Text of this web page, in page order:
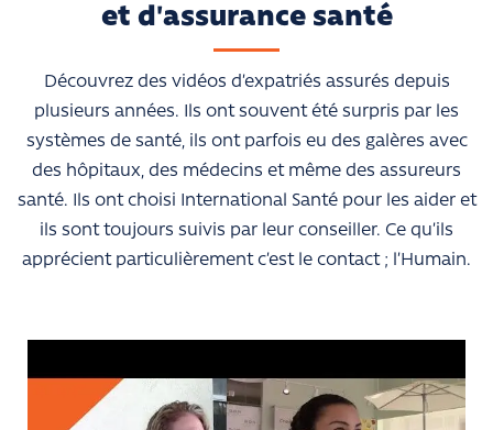
et d'assurance santé
Découvrez des vidéos d’expatriés assurés depuis
plusieurs années. Ils ont souvent été surpris par les
systèmes de santé, ils ont parfois eu des galères avec
des hôpitaux, des médecins et même des assureurs
santé. Ils ont choisi International Santé pour les aider et
ils sont toujours suivis par leur conseiller. Ce qu’ils
apprécient particulièrement c’est le contact ; l’Humain.